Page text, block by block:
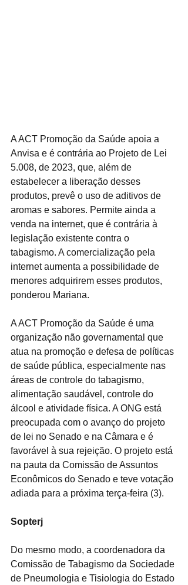
A ACT Promoção da Saúde apoia a
Anvisa e é contrária ao Projeto de Lei
5.008, de 2023, que, além de
estabelecer a liberação desses
produtos, prevê o uso de aditivos de
aromas e sabores. Permite ainda a
venda na internet, que é contrária à
legislação existente contra o
tabagismo. A comercialização pela
internet aumenta a possibilidade de
menores adquirirem esses produtos,
ponderou Mariana.
A ACT Promoção da Saúde é uma
organização não governamental que
atua na promoção e defesa de políticas
de saúde pública, especialmente nas
áreas de controle do tabagismo,
alimentação saudável, controle do
álcool e atividade física. A ONG está
preocupada com o avanço do projeto
de lei no Senado e na Câmara e é
favorável à sua rejeição. O projeto está
na pauta da Comissão de Assuntos
Econômicos do Senado e teve votação
adiada para a próxima terça-feira (3).
Sopterj
Do mesmo modo, a coordenadora da
Comissão de Tabagismo da Sociedade
de Pneumologia e Tisiologia do Estado